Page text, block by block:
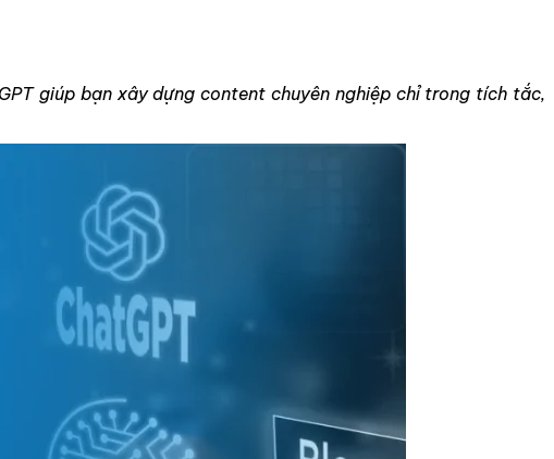
giúp bạn xây dựng content chuyên nghiệp chỉ trong tích tắc,